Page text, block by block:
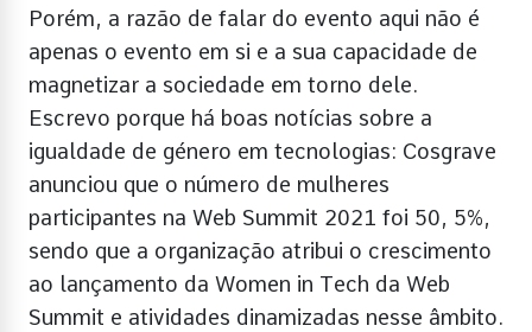
Porém, a razão de falar do evento aqui não é
apenas o evento em si e a sua capacidade de
magnetizar a sociedade em torno dele.
Escrevo porque há boas notícias sobre a
igualdade de género em tecnologias: Cosgrave
anunciou que o número de mulheres
participantes na Web Summit 2021 foi 50, 5%,
sendo que a organização atribui o crescimento
ao lançamento da Women in Tech da Web
Summit e atividades dinamizadas nesse âmbito.